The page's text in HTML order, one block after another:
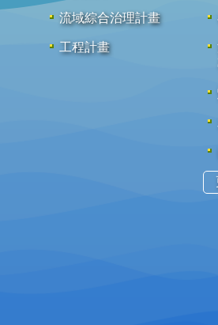
流域綜合治理計畫
工程計畫